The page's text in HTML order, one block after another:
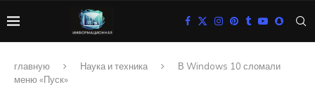
главную Наука и техника
В Windows 10 сломали
меню «Пуск»